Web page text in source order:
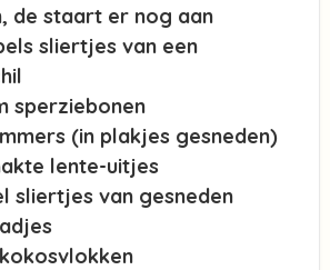
de staart er nog aan
sliertjes van een
sperziebonen
(in plakjes gesneden)
lente-uitjes
sliertjes van gesneden